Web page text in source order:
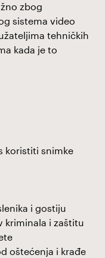
zbog
sistema video
tehničkih
kada je to
koristiti snimke
i gostiju
kriminala i zaštitu
oštećenja i krađe